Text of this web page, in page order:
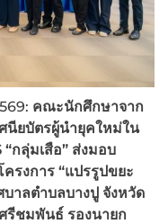
คณะนักศึกษาจาก
นียบัตรผู้นำยุคใหม่ใน
กลุ่มเสือ” ส่งมอบ
รงการ “แปรรูปขยะ
าลตำบลบางปู จังหวัด
รีชมพันธ์ รองนายก